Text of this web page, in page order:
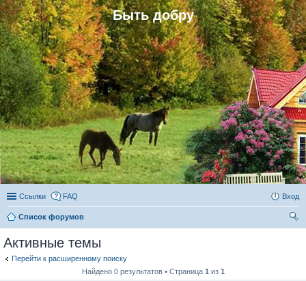
Быть добру
Ссылки FAQ Вход
Список форумов
Активные темы
Перейти к расширенному поиску
Найдено 0 результатов • Страница 1 из 1